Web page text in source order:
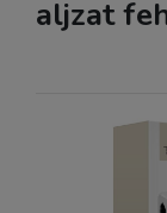
aljzat